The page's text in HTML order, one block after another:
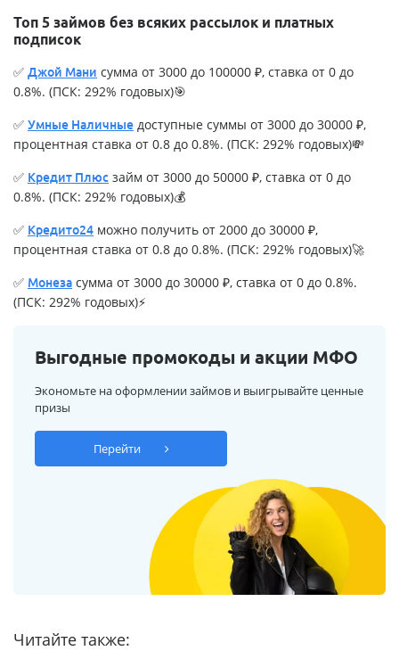
Топ 5 займов без всяких рассылок и платных
подписок
✅ Джой Мани сумма от 3000 до 100000 ₽, ставка от 0 до
0.8%. (ПСК: 292% годовых)🎯
✅ Умные Наличные доступные суммы от 3000 до 30000 ₽,
процентная ставка от 0.8 до 0.8%. (ПСК: 292% годовых)💸
✅ Кредит Плюс займ от 3000 до 50000 ₽, ставка от 0 до
0.8%. (ПСК: 292% годовых)💰
✅ Кредито24 можно получить от 2000 до 30000 ₽,
процентная ставка от 0.8 до 0.8%. (ПСК: 292% годовых)🚀
✅ Монеза сумма от 3000 до 30000 ₽, ставка от 0 до 0.8%.
(ПСК: 292% годовых)⚡
Выгодные промокоды и акции МФО
Экономьте на оформлении займов и выигрывайте ценные
призы
Перейти
Читайте также: